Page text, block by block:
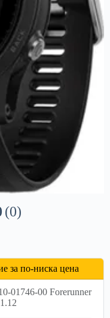
0
за по-ниска цена
01746-00 Forerunner